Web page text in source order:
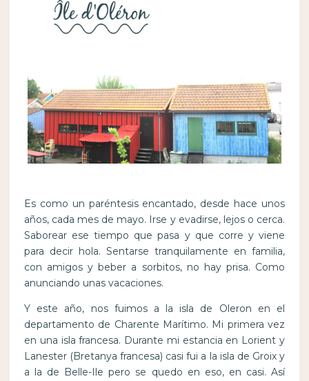
Es como un paréntesis encantado, desde hace unos
años, cada mes de mayo. Irse y evadirse, lejos o cerca.
Saborear ese tiempo que pasa y que corre y viene
para decir hola. Sentarse tranquilamente en familia,
con amigos y beber a sorbitos, no hay prisa. Como
anunciando unas vacaciones.
Y este año, nos fuimos a la isla de Oleron en el
departamento de Charente Marítimo. Mi primera vez
en una isla francesa. Durante mi estancia en Lorient y
Lanester (Bretanya francesa) casi fui a la isla de Groix y
a la de Belle-Ile pero se quedo en eso, en casi. Así